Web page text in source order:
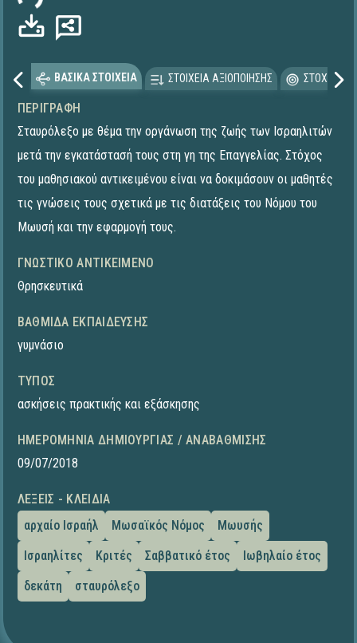
ΒΑΣΙΚΑ ΣΤΟΙΧΕΙΑ ΣΤΟΙΧΕΙΑ ΑΞΙΟΠΟΙΗΣΗΣ
ΠΕΡΙΓΡΑΦΉ
Σταυρόλεξο με θέμα την οργάνωση της ζωής των Ισραηλιτών
μετά την εγκατάστασή τους στη γη της Επαγγελίας. Στόχος
του μαθησιακού αντικειμένου είναι να δοκιμάσουν οι μαθητές
τις γνώσεις τους σχετικά με τις διατάξεις του Νόμου του
Μωυσή και την εφαρμογή τους.
ΓΝΩΣΤΙΚΌ ΑΝΤΙΚΕΊΜΕΝΟ
Θρησκευτικά
ΒΑΘΜΊΔΑ ΕΚΠΑΊΔΕΥΣΗΣ
γυμνάσιο
ΤΎΠΟΣ
ασκήσεις πρακτικής και εξάσκησης
ΗΜΕΡΟΜΗΝΊΑ ΔΗΜΙΟΥΡΓΊΑΣ / ΑΝΑΒΆΘΜΙΣΗΣ
09/07/2018
ΛΈΞΕΙΣ - ΚΛΕΙΔΙΆ
αρχαίο Ισραήλ
Μωσαϊκός Νόμος
Μωυσής
Ισραηλίτες
Κριτές Σαββατικό έτος
Ιωβηλαίο έτος
δεκάτη
σταυρόλεξο